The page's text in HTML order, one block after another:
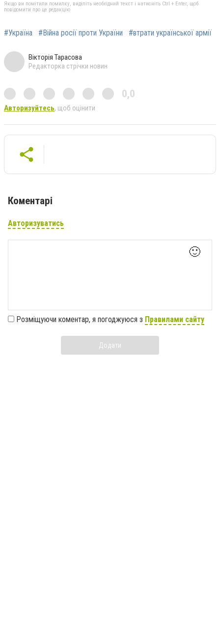
Якщо ви помітили помилку, виділіть необхідний текст і натисніть Ctrl + Enter, щоб
повідомити про це редакцію
#Україна #Війна росії проти України #втрати української армії
Вікторія Тарасова
Редакторка стрічки новин
0,0
Авторизуйтесь, щоб оцінити
Коментарі
Авторизуватись
🙂
Розміщуючи коментар, я погоджуюся з Правилами сайту
Додати